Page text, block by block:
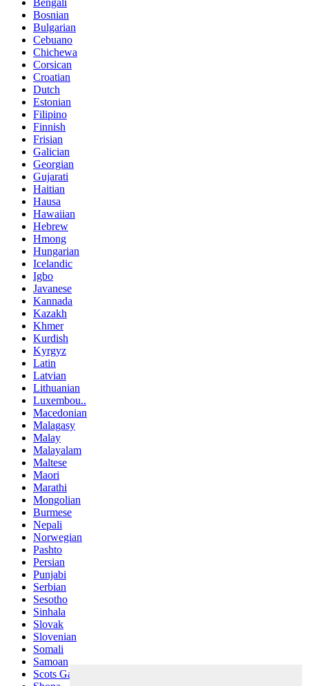
Bengali
Bosnian
Bulgarian
Cebuano
Chichewa
Corsican
Croatian
Dutch
Estonian
Filipino
Finnish
Frisian
Galician
Georgian
Gujarati
Haitian
Hausa
Hawaiian
Hebrew
Hmong
Hungarian
Icelandic
Igbo
Javanese
Kannada
Kazakh
Khmer
Kurdish
Kyrgyz
Latin
Latvian
Lithuanian
Luxembou..
Macedonian
Malagasy
Malay
Malayalam
Maltese
Maori
Marathi
Mongolian
Burmese
Nepali
Norwegian
Pashto
Persian
Punjabi
Serbian
Sesotho
Sinhala
Slovak
Slovenian
Somali
Samoan
Scots Gaelic